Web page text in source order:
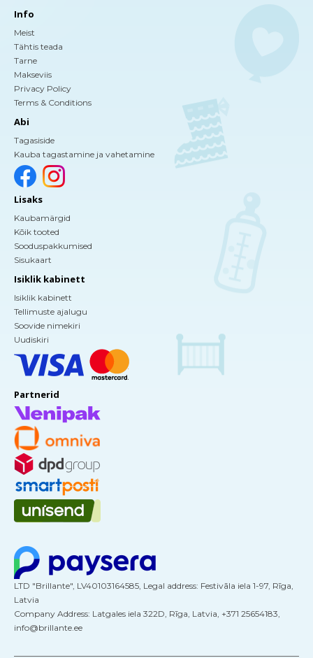
Info
Meist
Tähtis teada
Tarne
Makseviis
Privacy Policy
Terms & Conditions
Abi
Tagasiside
Kauba tagastamine ja vahetamine
Lisaks
Kaubamärgid
Kõik tooted
Sooduspakkumised
Sisukaart
Isiklik kabinett
Isiklik kabinett
Tellimuste ajalugu
Soovide nimekiri
Uudiskiri
Partnerid
LTD "Brillante", LV40103164585, Legal address: Festivāla iela 1-97, Rīga,
Latvia
Company Address: Latgales iela 322D, Rīga, Latvia, +371 25654183,
info@brillante.ee